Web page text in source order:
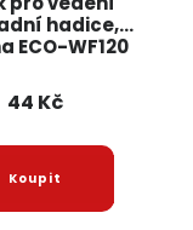
hadice,
ECO-WF120
44 Kč